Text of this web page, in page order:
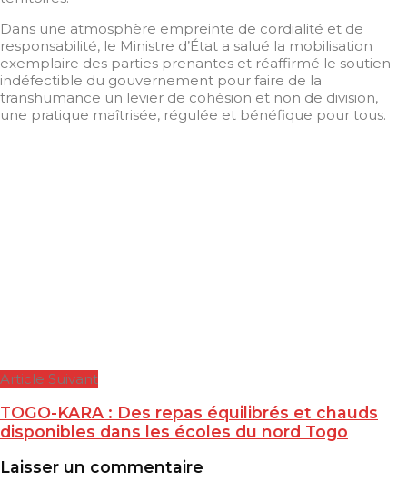
Dans une atmosphère empreinte de cordialité et de
responsabilité, le Ministre d’État a salué la mobilisation
exemplaire des parties prenantes et réaffirmé le soutien
indéfectible du gouvernement pour faire de la
transhumance un levier de cohésion et non de division,
une pratique maîtrisée, régulée et bénéfique pour tous.
Article Suivant
TOGO-KARA : Des repas équilibrés et chauds
disponibles dans les écoles du nord Togo
Laisser un commentaire